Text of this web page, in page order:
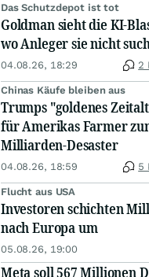
Das Schutzdepot ist tot
Goldman sieht die KI-
wo Anleger sie nicht
04.08.26, 18:29 2
Chinas Käufe bleiben aus
Trumps "goldenes
für Amerikas Farmer
Milliarden-Desaster
04.08.26, 18:59 5
Flucht aus USA
Investoren schichten
nach Europa um
05.08.26, 19:00
Meta soll 567 Millionen